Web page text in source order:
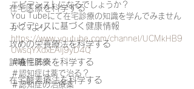
在宅医療を科学する
エビデンスに基づく健康情報
攻めの栄養療法を科学する
誤嚥性肺炎を科学する
在宅酸素療法を科学する
エビデンス』になるでしょうか？
You Tubeにて在宅診療の知識を学んでみません
か？☟より
https://www.youtube.com/channel/UCMkHB9
UwsqYXdxEAij9yD4Q
＃在宅医療
＃認知症は薬で治る？
＃認知症の治療薬